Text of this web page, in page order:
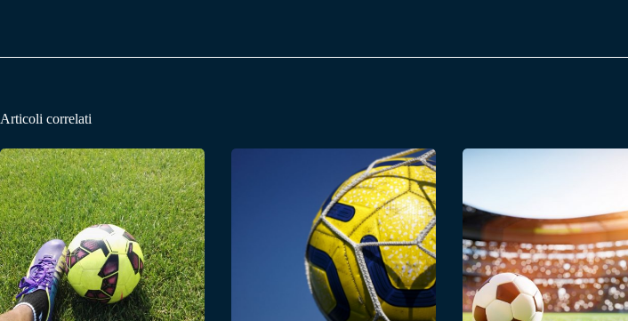
Articoli correlati